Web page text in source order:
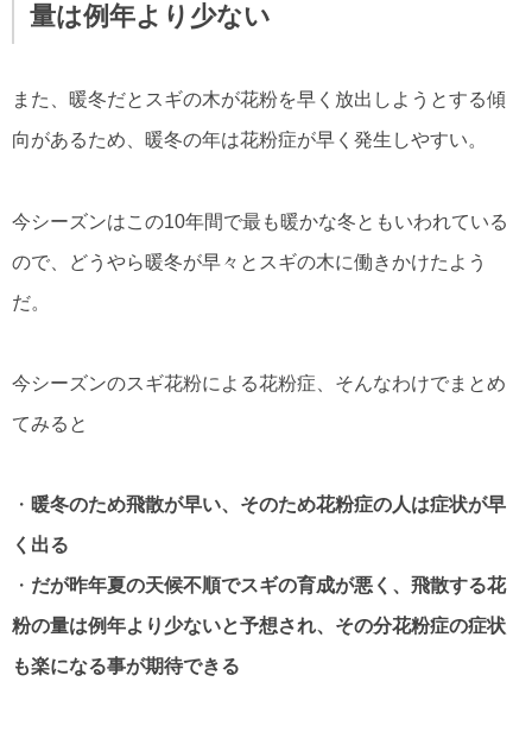
量は例年より少ない
また、暖冬だとスギの木が花粉を早く放出しようとする傾
向があるため、暖冬の年は花粉症が早く発生しやすい。
今シーズンはこの10年間で最も暖かな冬ともいわれている
ので、どうやら暖冬が早々とスギの木に働きかけたよう
だ。
今シーズンのスギ花粉による花粉症、そんなわけでまとめ
てみると
・ 暖冬のため飛散が早い、そのため花粉症の人は症状が早
く出る
・ だが昨年夏の天候不順でスギの育成が悪く、飛散する花
粉の量は例年より少ないと予想され、その分花粉症の症状
も楽になる事が期待できる